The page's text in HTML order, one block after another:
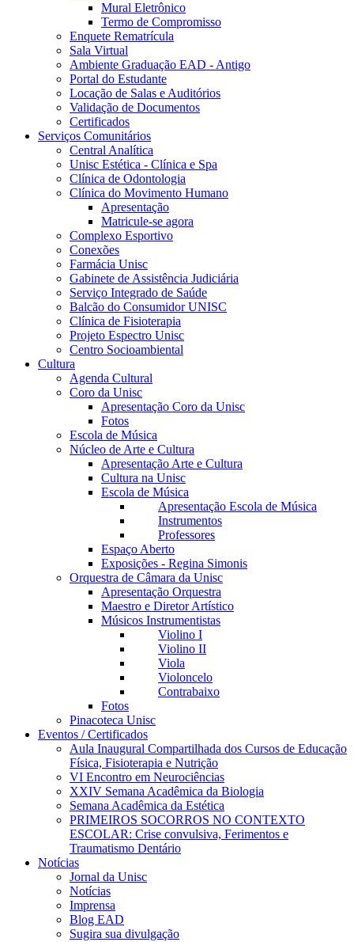
Mural Eletrônico
Termo de Compromisso
Enquete Rematrícula
Sala Virtual
Ambiente Graduação EAD - Antigo
Portal do Estudante
Locação de Salas e Auditórios
Validação de Documentos
Certificados
Serviços Comunitários
Central Analítica
Unisc Estética - Clínica e Spa
Clínica de Odontologia
Clínica do Movimento Humano
Apresentação
Matricule-se agora
Complexo Esportivo
Conexões
Farmácia Unisc
Gabinete de Assistência Judiciária
Serviço Integrado de Saúde
Balcão do Consumidor UNISC
Clínica de Fisioterapia
Projeto Espectro Unisc
Centro Socioambiental
Cultura
Agenda Cultural
Coro da Unisc
Apresentação Coro da Unisc
Fotos
Escola de Música
Núcleo de Arte e Cultura
Apresentação Arte e Cultura
Cultura na Unisc
Escola de Música
Apresentação Escola de Música
Instrumentos
Professores
Espaço Aberto
Exposições - Regina Simonis
Orquestra de Câmara da Unisc
Apresentação Orquestra
Maestro e Diretor Artístico
Músicos Instrumentistas
Violino I
Violino II
Viola
Violoncelo
Contrabaixo
Fotos
Pinacoteca Unisc
Eventos / Certificados
Aula Inaugural Compartilhada dos Cursos de Educação
Física, Fisioterapia e Nutrição
VI Encontro em Neurociências
XXIV Semana Acadêmica da Biologia
Semana Acadêmica da Estética
PRIMEIROS SOCORROS NO CONTEXTO
ESCOLAR: Crise convulsiva, Ferimentos e
Traumatismo Dentário
Notícias
Jornal da Unisc
Notícias
Imprensa
Blog EAD
Sugira sua divulgação